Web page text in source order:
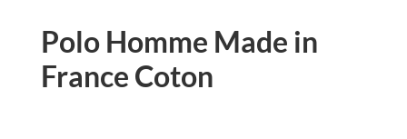
Polo Homme Made in
France Coton